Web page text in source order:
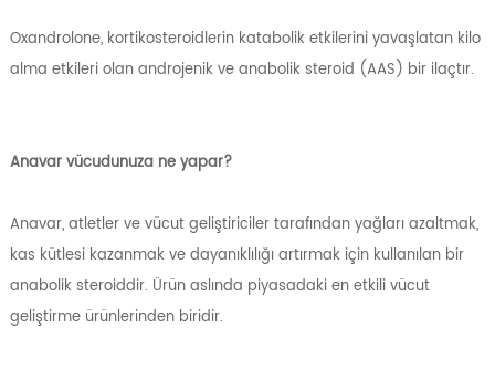
Oxandrolone, kortikosteroidlerin katabolik etkilerini yavaşlatan kilo
alma etkileri olan androjenik ve anabolik steroid (AAS) bir ilaçtır.
Anavar vücudunuza ne yapar?
Anavar, atletler ve vücut geliştiriciler tarafından yağları azaltmak,
kas kütlesi kazanmak ve dayanıklılığı artırmak için kullanılan bir
anabolik steroiddir. Ürün aslında piyasadaki en etkili vücut
geliştirme ürünlerinden biridir.